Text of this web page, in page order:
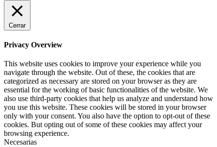
Cerrar
Privacy Overview
This website uses cookies to improve your experience while you
navigate through the website. Out of these, the cookies that are
categorized as necessary are stored on your browser as they are
essential for the working of basic functionalities of the website. We
also use third-party cookies that help us analyze and understand how
you use this website. These cookies will be stored in your browser
only with your consent. You also have the option to opt-out of these
cookies. But opting out of some of these cookies may affect your
browsing experience.
Necesarias